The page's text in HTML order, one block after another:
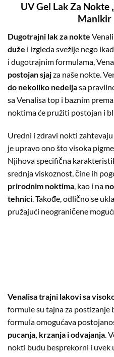
UV Gel Lak Za Nokte
Manikir
Dugotrajni lak za nokte
duže i izgleda svežije nego
i dugotrajnim formulama,
postojan sjajza naše nokte.
do nekoliko nedeljasa
sa Venalisa top i baznim
noktima će pružiti postojan i
Uredni i zdravi nokti
je upravo ono što visoka
Njihova specifična
srednja viskoznost, čine ih
prirodnim noktima, kao i na
tehnici. Takođe, odlično se
pružajući neograničene
Venalisa trajni lakovi sa
formule su tajna za
formula omogućava
pucanja, krzanja i odvajanja.
nokti budu besprekorni i uvek